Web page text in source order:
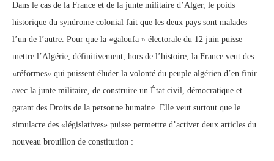
Dans le cas de la France et de la junte militaire d’Alger, le poids
historique du syndrome colonial fait que les deux pays sont malades
l’un de l’autre. Pour que la «galoufa » électorale du 12 juin puisse
mettre l’Algérie, définitivement, hors de l’histoire, la France veut des
«réformes» qui puissent éluder la volonté du peuple algérien d’en finir
avec la junte militaire, de construire un État civil, démocratique et
garant des Droits de la personne humaine. Elle veut surtout que le
simulacre des «législatives» puisse permettre d’activer deux articles du
nouveau brouillon de constitution :